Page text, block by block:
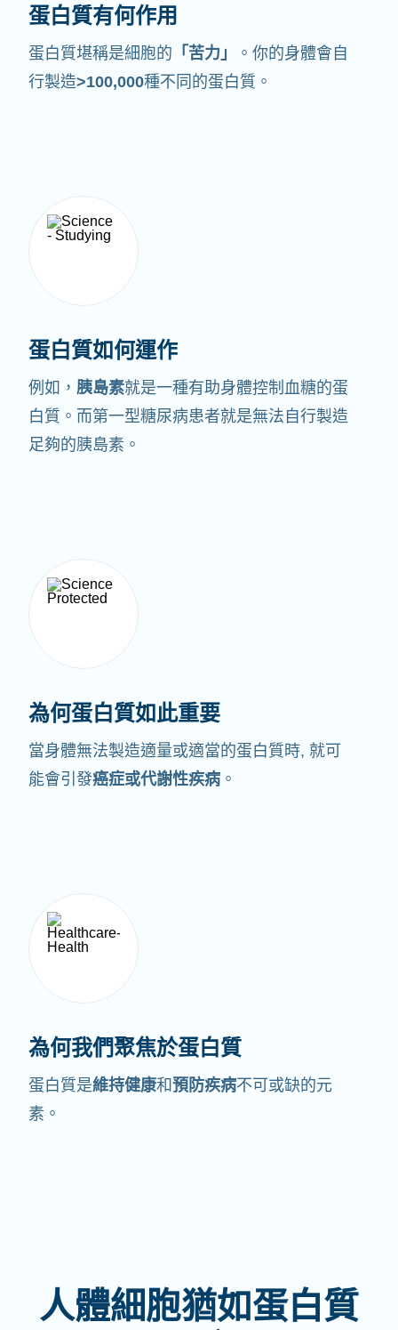
蛋白質有何作用
蛋白質堪稱是細胞的 「苦力」
。你的身體會自
行製造>100,000種不同的蛋白質。
蛋白質如何運作
例如， 胰島素就是一種有助身體控制血糖的蛋
白質。 而第一型糖尿病患者就是無法自行製造
足夠的胰島素。
為何蛋白質如此重要
當身體無法製造適量或適當的蛋白質時, 就可
能會引發癌症或代謝性疾病 。
為何我們聚焦於蛋白質
蛋白質是維持健康和預防疾病不可或缺的元
素。
人體細胞猶如蛋白質